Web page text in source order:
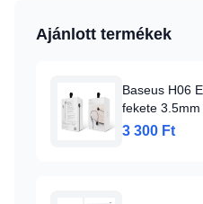
Ajánlott termékek
Baseus H06
fekete 3.5mm
3 300 Ft